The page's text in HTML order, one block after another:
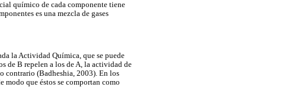
químico de cada componente tiene
es una mezcla de gases
la Actividad Química, que se puede
de B repelen a los de A, la actividad de
contrario (Badheshia, 2003). En los
modo que éstos se comportan como